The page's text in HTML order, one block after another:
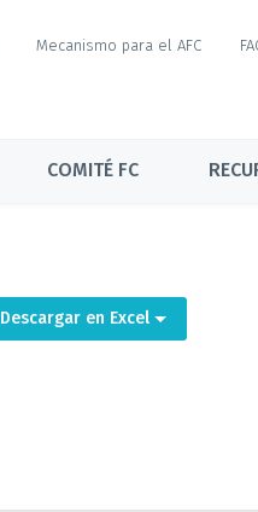
Mecanismo para el AFC
COMITÉ FC
Descargar en Excel